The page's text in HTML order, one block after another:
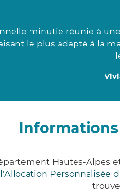
minutie réunie à
le plus adapté à la
Hautes-Alpes
l'Allocation Personnalisée